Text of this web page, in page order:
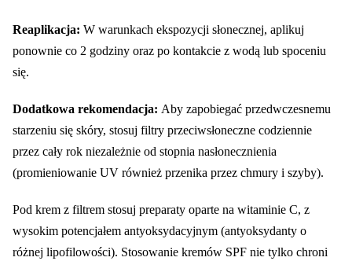
Reaplikacja: W warunkach ekspozycji słonecznej, aplikuj
ponownie co 2 godziny oraz po kontakcie z wodą lub spoceniu
się.
Dodatkowa rekomendacja: Aby zapobiegać przedwczesnemu
starzeniu się skóry, stosuj filtry przeciwsłoneczne codziennie
przez cały rok niezależnie od stopnia nasłonecznienia
(promieniowanie UV również przenika przez chmury i szyby).
Pod krem z filtrem stosuj preparaty oparte na witaminie C, z
wysokim potencjałem antyoksydacyjnym (antyoksydanty o
różnej lipofilowości). Stosowanie kremów SPF nie tylko chroni